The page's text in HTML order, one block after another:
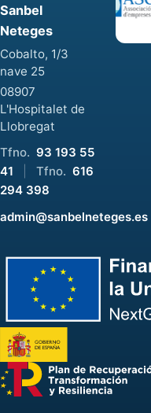
Sanbel
Neteges
Cobalto, 1/3
nave 25
08907
L'Hospitalet de
Llobregat
Tfno. 93 193 55
41
Tfno. 616
294 398
admin@sanbelneteges.es